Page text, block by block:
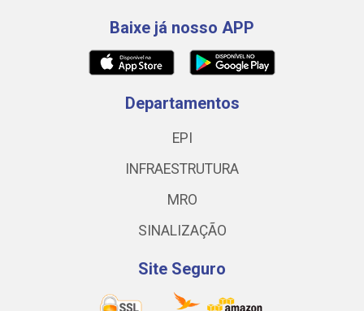
Baixe já nosso APP
Departamentos
EPI
INFRAESTRUTURA
MRO
SINALIZAÇÃO
Site Seguro